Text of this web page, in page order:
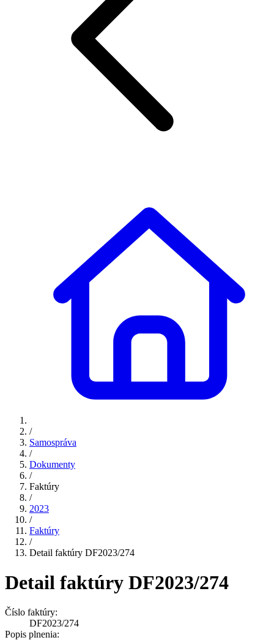
/
Samospráva
/
Dokumenty
/
Faktúry
/
2023
/
Faktúry
/
Detail faktúry DF2023/274
Detail faktúry DF2023/274
Číslo faktúry:
DF2023/274
Popis plnenia: